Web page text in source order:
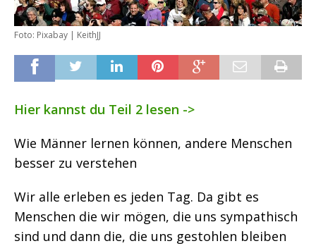
Foto: Pixabay | KeithJJ
Hier kannst du Teil 2 lesen ->
Wie Männer lernen können, andere Menschen
besser zu verstehen
Wir alle erleben es jeden Tag. Da gibt es
Menschen die wir mögen, die uns sympathisch
sind und dann die, die uns gestohlen bleiben